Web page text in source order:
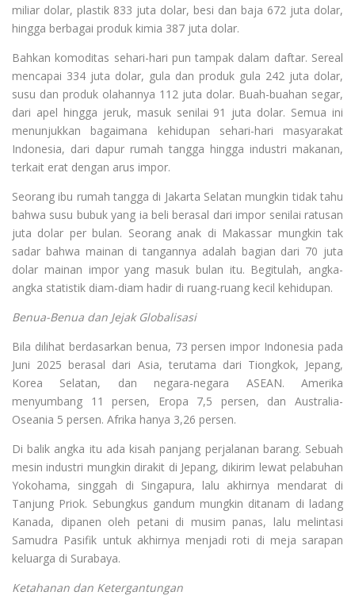
miliar dolar, plastik 833 juta dolar, besi dan baja 672 juta dolar,
hingga berbagai produk kimia 387 juta dolar.
Bahkan komoditas sehari-hari pun tampak dalam daftar. Sereal
mencapai 334 juta dolar, gula dan produk gula 242 juta dolar,
susu dan produk olahannya 112 juta dolar. Buah-buahan segar,
dari apel hingga jeruk, masuk senilai 91 juta dolar. Semua ini
menunjukkan bagaimana kehidupan sehari-hari masyarakat
Indonesia, dari dapur rumah tangga hingga industri makanan,
terkait erat dengan arus impor.
Seorang ibu rumah tangga di Jakarta Selatan mungkin tidak tahu
bahwa susu bubuk yang ia beli berasal dari impor senilai ratusan
juta dolar per bulan. Seorang anak di Makassar mungkin tak
sadar bahwa mainan di tangannya adalah bagian dari 70 juta
dolar mainan impor yang masuk bulan itu. Begitulah, angka-
angka statistik diam-diam hadir di ruang-ruang kecil kehidupan.
Benua-Benua dan Jejak Globalisasi
Bila dilihat berdasarkan benua, 73 persen impor Indonesia pada
Juni 2025 berasal dari Asia, terutama dari Tiongkok, Jepang,
Korea Selatan, dan negara-negara ASEAN. Amerika
menyumbang 11 persen, Eropa 7,5 persen, dan Australia-
Oseania 5 persen. Afrika hanya 3,26 persen.
Di balik angka itu ada kisah panjang perjalanan barang. Sebuah
mesin industri mungkin dirakit di Jepang, dikirim lewat pelabuhan
Yokohama, singgah di Singapura, lalu akhirnya mendarat di
Tanjung Priok. Sebungkus gandum mungkin ditanam di ladang
Kanada, dipanen oleh petani di musim panas, lalu melintasi
Samudra Pasifik untuk akhirnya menjadi roti di meja sarapan
keluarga di Surabaya.
Ketahanan dan Ketergantungan